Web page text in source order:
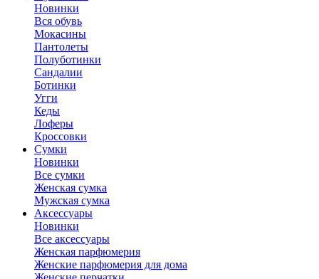
Новинки
Вся обувь
Мокасины
Пантолеты
Полуботинки
Сандалии
Ботинки
Угги
Кеды
Лоферы
Кроссовки
Сумки
Новинки
Все сумки
Женская сумка
Мужская сумка
Аксессуары
Новинки
Все аксессуары
Женская парфюмерия
Женские парфюмерия для дома